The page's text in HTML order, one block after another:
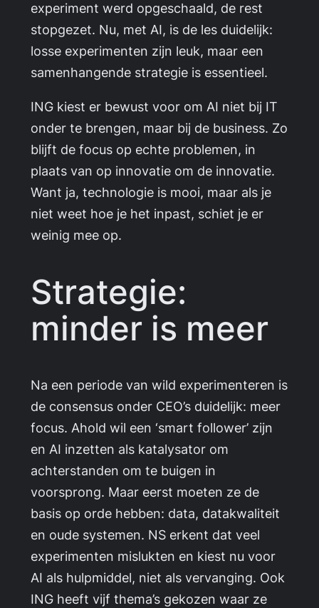
experiment werd opgeschaald, de rest
stopgezet. Nu, met AI, is de les duidelijk:
losse experimenten zijn leuk, maar een
samenhangende strategie is essentieel.
ING kiest er bewust voor om AI niet bij IT
onder te brengen, maar bij de business. Zo
blijft de focus op echte problemen, in
plaats van op innovatie om de innovatie.
Want ja, technologie is mooi, maar als je
niet weet hoe je het inpast, schiet je er
weinig mee op.
Strategie:
minder is meer
Na een periode van wild experimenteren is
de consensus onder CEO’s duidelijk: meer
focus. Ahold wil een ‘smart follower’ zijn
en AI inzetten als katalysator om
achterstanden om te buigen in
voorsprong. Maar eerst moeten ze de
basis op orde hebben: data, datakwaliteit
en oude systemen. NS erkent dat veel
experimenten mislukten en kiest nu voor
AI als hulpmiddel, niet als vervanging. Ook
ING heeft vijf thema’s gekozen waar ze